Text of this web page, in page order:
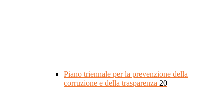
Piano triennale per la prevenzione della
corruzione e della trasparenza 20